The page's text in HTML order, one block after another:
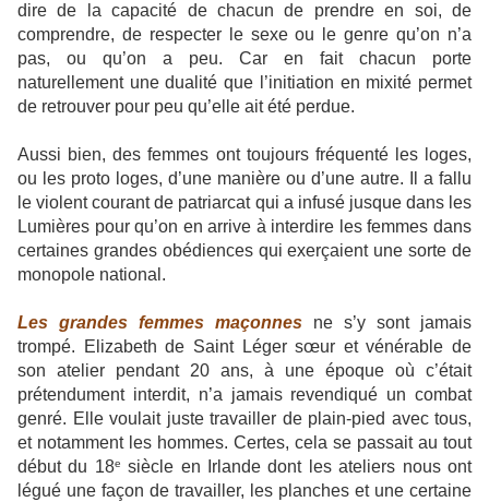
dire de la capacité de chacun de prendre en soi, de
comprendre, de respecter le sexe ou le genre qu’on n’a
pas, ou qu’on a peu. Car en fait chacun porte
naturellement une dualité que l’initiation en mixité permet
de retrouver pour peu qu’elle ait été perdue.
Aussi bien, des femmes ont toujours fréquenté les loges,
ou les proto loges, d’une manière ou d’une autre. Il a fallu
le violent courant de patriarcat qui a infusé jusque dans les
Lumières pour qu’on en arrive à interdire les femmes dans
certaines grandes obédiences qui exerçaient une sorte de
monopole national.
Les grandes femmes maçonnes ne s’y sont jamais
trompé. Elizabeth de Saint Léger sœur et vénérable de
son atelier pendant 20 ans, à une époque où c’était
prétendument interdit, n’a jamais revendiqué un combat
genré. Elle voulait juste travailler de plain-pied avec tous,
et notamment les hommes. Certes, cela se passait au tout
début du 18e
siècle en Irlande dont les ateliers nous ont
légué une façon de travailler, les planches et une certaine